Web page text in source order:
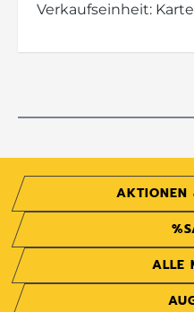
Verkaufseinheit:
AKTIONEN
ALLE